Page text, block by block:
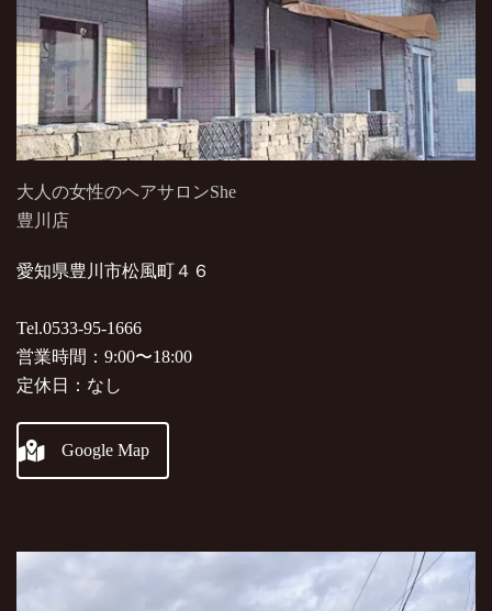
大人の女性のヘアサロンShe
豊川店
愛知県豊川市松風町４６
Tel.0533-95-1666
営業時間：9:00〜18:00
定休日：なし
Google Map